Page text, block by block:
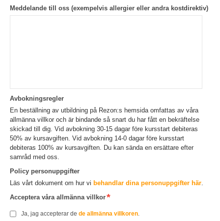
Meddelande till oss (exempelvis allergier eller andra kostdirektiv)
Avbokningsregler
En beställning av utbildning på Rezon:s hemsida omfattas av våra
allmänna villkor och är bindande så snart du har fått en bekräftelse
skickad till dig. Vid avbokning 30-15 dagar före kursstart debiteras
50% av kursavgiften. Vid avbokning 14-0 dagar före kursstart
debiteras 100% av kursavgiften. Du kan sända en ersättare efter
samråd med oss.
Policy personuppgifter
Läs vårt dokument om hur vi behandlar dina personuppgifter här.
Acceptera våra allmänna villkor
Ja, jag accepterar de de allmänna villkoren